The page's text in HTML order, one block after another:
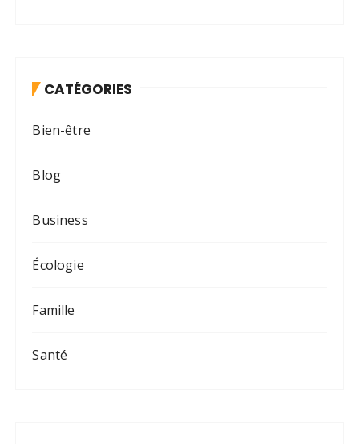
CATÉGORIES
Bien-être
Blog
Business
Écologie
Famille
Santé